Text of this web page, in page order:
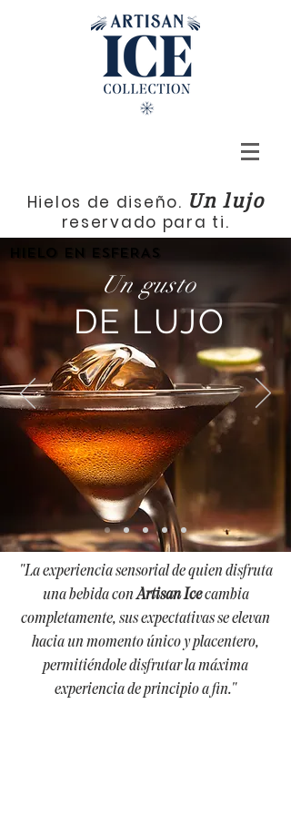
Un gusto
DE LUJO
HIELO EN ESFERAS
Hielos de diseño. Un lujo
reservado para ti.
"La experiencia sensorial de quien disfruta
una bebida conArtisan Icecambia
completamente, sus expectativas se elevan
hacia un momento único y placentero,
permitiéndole disfrutar la máxima
experiencia de principio a fin."